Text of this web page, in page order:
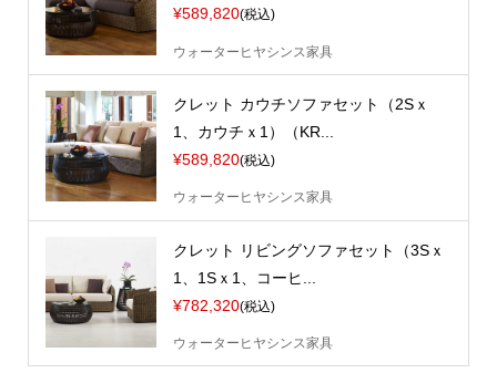
¥589,820(税込)
ウォーターヒヤシンス家具
クレット カウチソファセット（2Sｘ
1、カウチｘ1）（KR...
¥589,820(税込)
ウォーターヒヤシンス家具
クレット リビングソファセット（3Sｘ
1、1Sｘ1、コーヒ...
¥782,320(税込)
ウォーターヒヤシンス家具